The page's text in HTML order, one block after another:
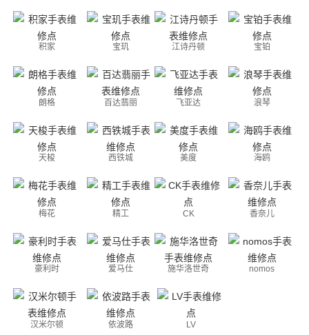
积家 宝玑 江诗丹顿 宝铂
朗格 百达翡丽 飞亚达 浪琴
天梭 西铁城 美度 海鸥
梅花 精工 CK 香奈儿
豪利时 爱马仕 施华洛世奇 nomos
汉米尔顿 依波路 LV